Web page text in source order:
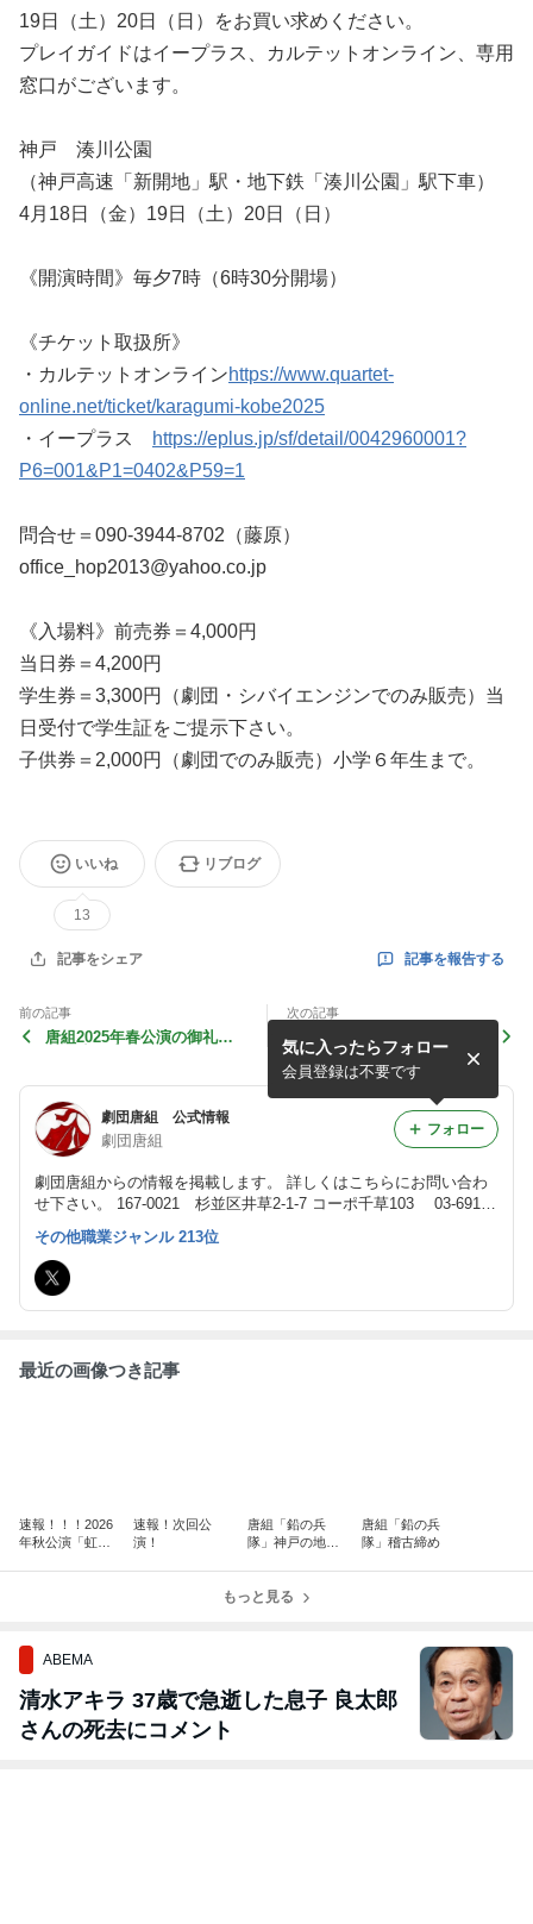
19日（土）20日（日）をお買い求めください。
プレイガイドはイープラス、カルテットオンライン、専用
窓口がございます。
神戸 湊川公園
（神戸高速「新開地」駅・地下鉄「湊川公園」駅下車）
4月18日（金）19日（土）20日（日）
《開演時間》毎夕7時（6時30分開場）
《チケット取扱所》
・カルテットオンラインhttps://www.quartet-
online.net/ticket/karagumi-kobe2025
・イープラス
https://eplus.jp/sf/detail/0042960001?
P6=001&P1=0402&P59=1
問合せ＝090-3944-8702（藤原）
office_hop2013@yahoo.co.jp
《入場料》前売券＝4,000円
当日券＝4,200円
学生券＝3,300円（劇団・シバイエンジンでのみ販売）当
日受付で学生証をご提示下さい。
子供券＝2,000円（劇団でのみ販売）小学６年生まで。
いいね
13
リブログ
記事をシェア 記事を報告する
前の記事
唐組2025年春公演の御礼と
次の記事
劇団唐組２０２５年 春公演
『紙芝居の絵の町で』神戸公
演チケット予約方法について
劇団唐組 公式情報
劇団唐組
劇団唐組からの情報を掲載します。 詳しくはこちらにお問い合わ
せ下さい。 167-0021 杉並区井草2-1-7 コーポ千草103 03-6913-
9225（平日13:00~17:00） 劇団ホームページ https://karagumi.or.j
p Twitterアカウント https://twitter.com/karagumi_pr
気に入ったらフォロー
会員登録は不要です
フォロー
その他職業ジャンル 213位
最近の画像つき記事
速報！！！2026
年秋公演「虹屋
速報！次回公
演！
唐組「鉛の兵
隊」神戸の地
唐組「鉛の兵
隊」稽古締め
もっと見る
ABEMA
清水アキラ 37歳で急逝した息子 良太郎
さんの死去にコメント